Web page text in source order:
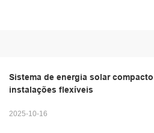
Sistema de energia solar
instalações flexíveis
2025-10-16